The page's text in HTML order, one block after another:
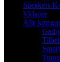
Speakers
Videoer
Alle